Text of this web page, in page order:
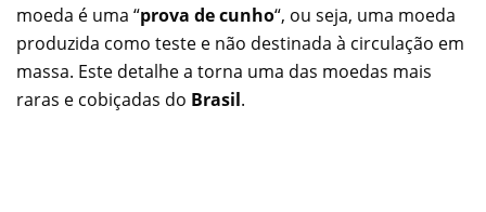
moeda é uma “prova de cunho“, ou seja, uma moeda
produzida como teste e não destinada à circulação em
massa. Este detalhe a torna uma das moedas mais
raras e cobiçadas do Brasil.